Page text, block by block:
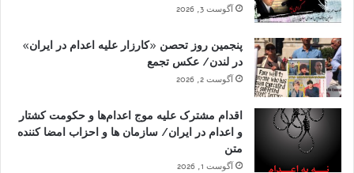
آگوست 3, 2026
پنجمین روز تحصن «کارزار علیه اعدام در ایران»
در لندن/ عکس تجمع
آگوست 2, 2026
اقدام مشترک علیه موج اعدام‌ها و حکومت کشتار
و اعدام در ایران/ سازمان ها و احزاب امضا کننده
متن
آگوست 1, 2026